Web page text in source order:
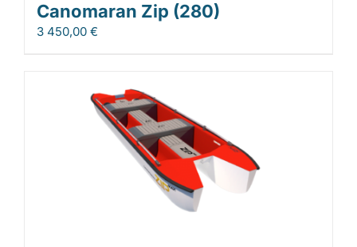
Canomaran Zip (280)
3 450,00 €